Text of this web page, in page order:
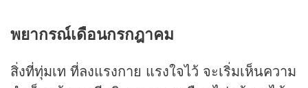
พยากรณ์เดือนกรกฎาคม
สิ่งที่ทุ่มเท ที่ลงแรงกาย แรงใจไว้ จะเริ่มเห็นความ